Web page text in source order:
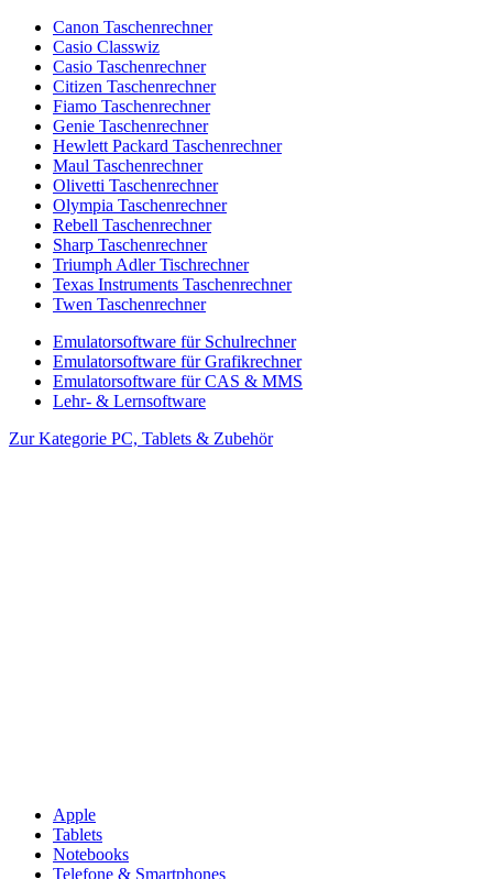
Canon Taschenrechner
Casio Classwiz
Casio Taschenrechner
Citizen Taschenrechner
Fiamo Taschenrechner
Genie Taschenrechner
Hewlett Packard Taschenrechner
Maul Taschenrechner
Olivetti Taschenrechner
Olympia Taschenrechner
Rebell Taschenrechner
Sharp Taschenrechner
Triumph Adler Tischrechner
Texas Instruments Taschenrechner
Twen Taschenrechner
Emulatorsoftware für Schulrechner
Emulatorsoftware für Grafikrechner
Emulatorsoftware für CAS & MMS
Lehr- & Lernsoftware
Zur Kategorie PC, Tablets & Zubehör
Apple
Tablets
Notebooks
Telefone & Smartphones